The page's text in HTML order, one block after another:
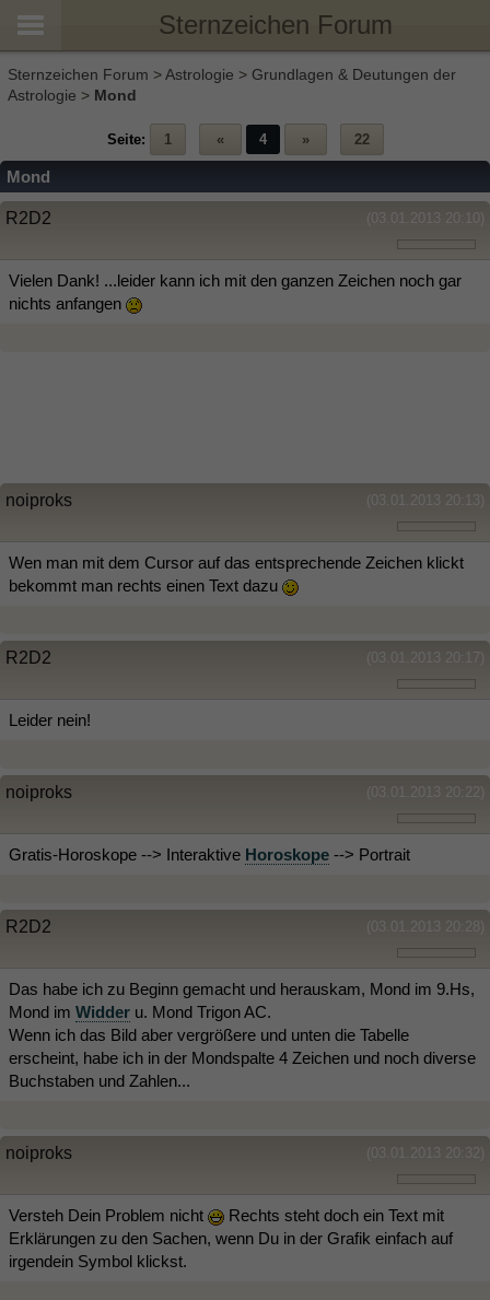
Sternzeichen Forum
Sternzeichen Forum >Astrologie > Grundlagen & Deutungen der
Astrologie > Mond
Seite: 1 « 4 » 22
Mond
(03.01.2013 20:10)
R2D2
Vielen Dank! ...leider kann ich mit den ganzen Zeichen noch gar
nichts anfangen
(03.01.2013 20:13)
noiproks
Wen man mit dem Cursor auf das entsprechende Zeichen klickt
bekommt man rechts einen Text dazu
(03.01.2013 20:17)
R2D2
Leider nein!
(03.01.2013 20:22)
noiproks
Gratis-Horoskope --> Interaktive Horoskope --> Portrait
(03.01.2013 20:28)
R2D2
Das habe ich zu Beginn gemacht und herauskam, Mond im 9.Hs,
Mond im Widder u. Mond Trigon AC.
Wenn ich das Bild aber vergrößere und unten die Tabelle
erscheint, habe ich in der Mondspalte 4 Zeichen und noch diverse
Buchstaben und Zahlen...
(03.01.2013 20:32)
noiproks
Versteh Dein Problem nicht
Rechts steht doch ein Text mit
Erklärungen zu den Sachen, wenn Du in der Grafik einfach auf
irgendein Symbol klickst.